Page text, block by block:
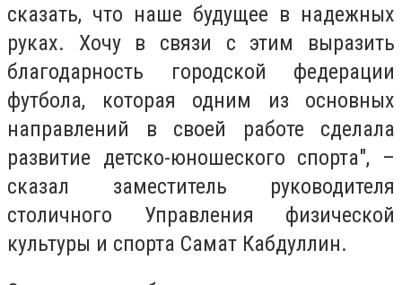
сказать, что наше будущее в надежных
руках. Хочу в связи с этим выразить
благодарность городской федерации
футбола, которая одним из основных
направлений в своей работе сделала
развитие детско-юношеского спорта", –
сказал заместитель руководителя
столичного Управления физической
культуры и спорта Самат Кабдуллин.